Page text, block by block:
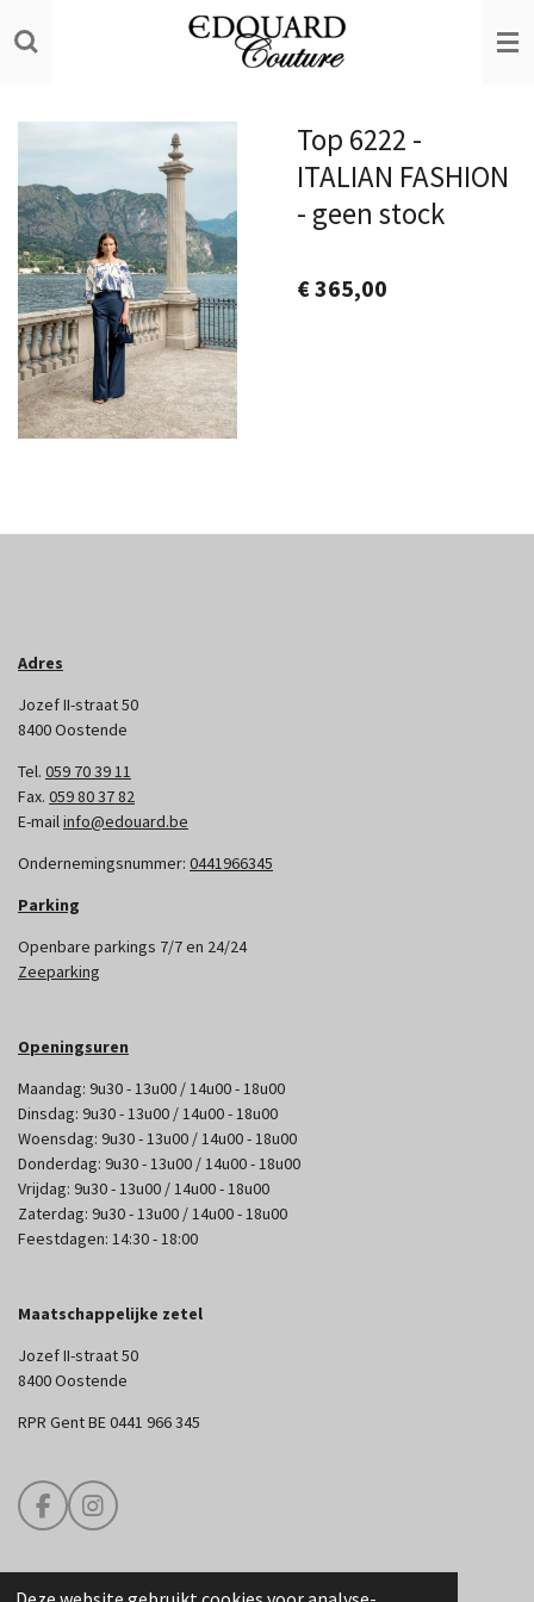
direct
Top 6222 -
ITALIAN FASHION
- geen stock
€ 365,00
Adres
Jozef II-straat 50
8400 Oostende
Tel. 059 70 39 11
Fax. 059 80 37 82
E-mailinfo@edouard.be
Ondernemingsnummer: 0441966345
Parking
Openbare parkings 7/7 en 24/24
Zeeparking
Openingsuren
Maandag: 9u30 - 13u00 / 14u00 - 18u00
Dinsdag: 9u30 - 13u00 / 14u00 - 18u00
Woensdag: 9u30 - 13u00 / 14u00 - 18u00
Donderdag: 9u30 - 13u00 / 14u00 - 18u00
Vrijdag: 9u30 - 13u00 / 14u00 - 18u00
Zaterdag: 9u30 - 13u00 / 14u00 - 18u00
Feestdagen: 14:30 - 18:00
Maatschappelijke zetel
Jozef II-straat 50
8400 Oostende
RPR Gent BE 0441 966 345
F
a
I
n